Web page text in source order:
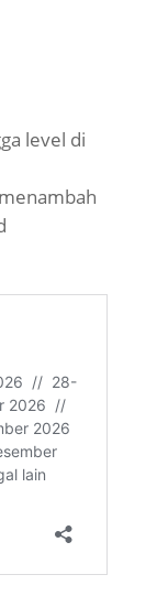
level di